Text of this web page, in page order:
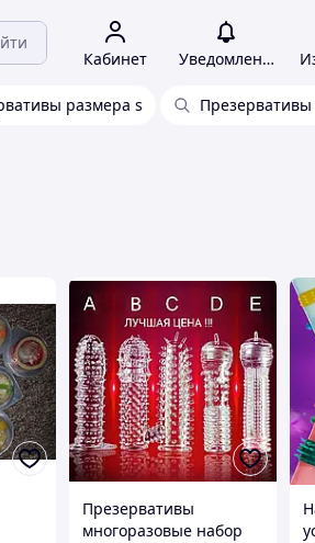
Кабинет Уведомления
размера s
Презервативы
многоразовые набор